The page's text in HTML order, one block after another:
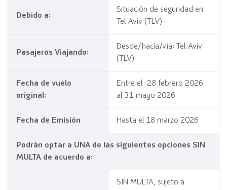
Debido a:
Situación de seguridad en
Tel Aviv (TLV)
Pasajeros Viajando:
Desde/hacia/vía: Tel Aviv
(TLV)
Fecha de vuelo
original:
Entre el: 28 febrero 2026
al 31 mayo 2026
Fecha de Emisión Hasta el 18 marzo 2026
Podrán optar a UNA de las siguientes opciones SIN
MULTA de acuerdo a:
SIN MULTA, sujeto a